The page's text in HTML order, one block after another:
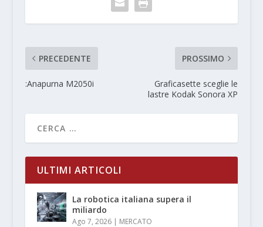
PRECEDENTE
:Anapurna M2050i
PROSSIMO
Graficasette sceglie le
lastre Kodak Sonora XP
ULTIMI ARTICOLI
La robotica italiana supera il
miliardo
Ago 7, 2026| MERCATO